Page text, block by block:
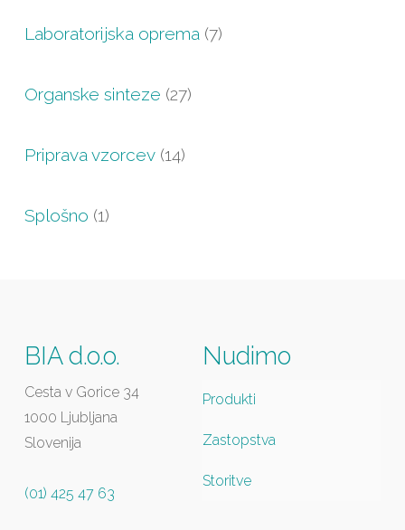
Laboratorijska oprema (7)
Organske sinteze (27)
Priprava vzorcev (14)
Splošno (1)
BIA d.o.o.
Cesta v Gorice 34
1000 Ljubljana
Slovenija
(01) 425 47 63
Nudimo
Produkti
Zastopstva
Storitve